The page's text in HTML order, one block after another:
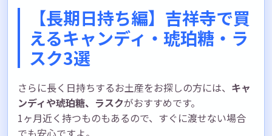
【長期日持ち編】吉祥寺で買
えるキャンディ・琥珀糖・ラ
スク3選
さらに長く日持ちするお土産をお探しの方には、 キャ
ンディや琥珀糖、ラスクがおすすめです。
1ヶ月近く持つものもあるので、すぐに渡せない場合
でも安心ですよ。